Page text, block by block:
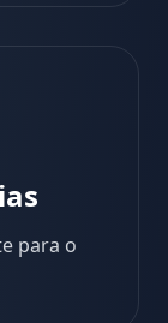
para o